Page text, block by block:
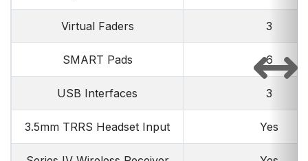
Virtual Faders 3
SMART Pads 6
USB Interfaces 3
3.5mm TRRS Headset Input Yes